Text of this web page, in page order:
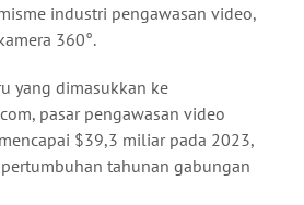
industri pengawasan video,
360°.
yang dimasukkan ke
pasar pengawasan video
$39,3 miliar pada 2023,
tahunan gabungan